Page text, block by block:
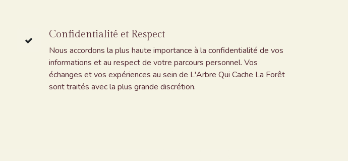
Confidentialité et Respect
Nous accordons la plus haute importance à la confidentialité de vos
informations et au respect de votre parcours personnel. Vos
échanges et vos expériences au sein de L'Arbre Qui Cache La Forêt
sont traités avec la plus grande discrétion.